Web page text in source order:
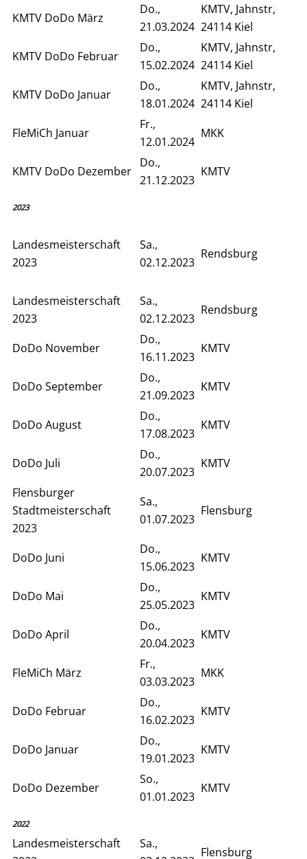
KMTV DoDo März
Do.,
21.03.2024
KMTV, Jahnstr,
24114 Kiel
KMTV DoDo Februar
Do.,
15.02.2024
KMTV, Jahnstr,
24114 Kiel
KMTV DoDo Januar
Do.,
18.01.2024
KMTV, Jahnstr,
24114 Kiel
FleMiCh Januar
Fr.,
12.01.2024
MKK
KMTV DoDo Dezember
Do.,
21.12.2023
KMTV
2023
Landesmeisterschaft
2023
Sa.,
02.12.2023
Rendsburg
Landesmeisterschaft
2023
Sa.,
02.12.2023
Rendsburg
DoDo November
Do.,
16.11.2023
KMTV
DoDo September
Do.,
21.09.2023
KMTV
DoDo August
Do.,
17.08.2023
KMTV
DoDo Juli
Do.,
20.07.2023
KMTV
Flensburger
Stadtmeisterschaft
2023
Sa.,
01.07.2023
Flensburg
DoDo Juni
Do.,
15.06.2023
KMTV
DoDo Mai
Do.,
25.05.2023
KMTV
DoDo April
Do.,
20.04.2023
KMTV
FleMiCh März
Fr.,
03.03.2023
MKK
DoDo Februar
Do.,
16.02.2023
KMTV
DoDo Januar
Do.,
19.01.2023
KMTV
DoDo Dezember
So.,
01.01.2023
KMTV
2022
Landesmeisterschaft
Sa.,
Flensburg